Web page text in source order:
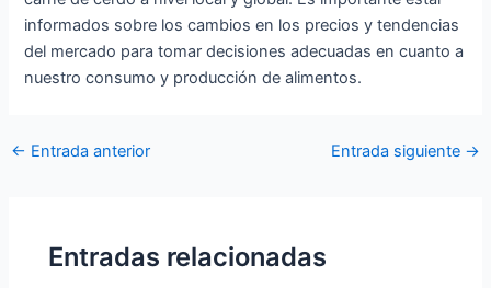
informados sobre los cambios en los precios y tendencias
del mercado para tomar decisiones adecuadas en cuanto a
nuestro consumo y producción de alimentos.
Navegación
← Entrada anterior Entrada siguiente →
Entradas relacionadas